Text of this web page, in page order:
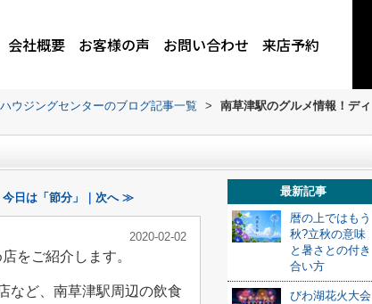
会社概要 お客様の声 お問い合わせ 来店予約
ウジングセンターのブログ記事一覧 > 南草津駅のグルメ情報！ディ
今日は「節分」｜次へ ≫
2020-02-02
をご紹介します。
など、南草津駅周辺の飲食
最新記事
暦の上ではもう
秋?立秋の意味
と暑さとの付き
合い方
びわ湖花火大会